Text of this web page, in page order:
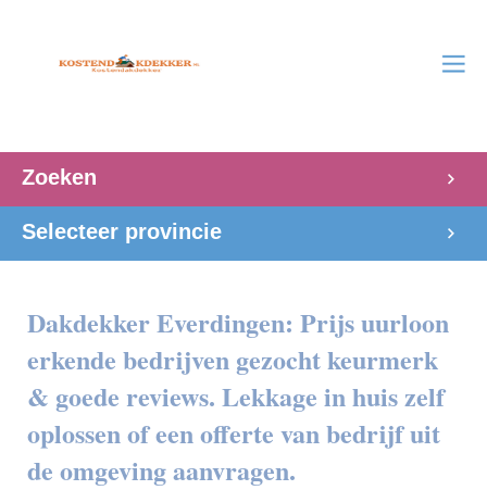
Zoeken
Selecteer provincie
Dakdekker Everdingen: Prijs uurloon
erkende bedrijven gezocht keurmerk
& goede reviews. Lekkage in huis zelf
oplossen of een offerte van bedrijf uit
de omgeving aanvragen.